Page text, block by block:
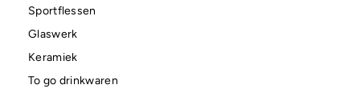
Sportflessen
Glaswerk
Keramiek
To go drinkwaren